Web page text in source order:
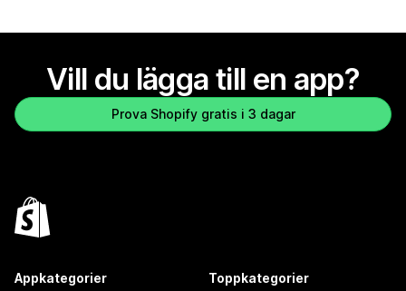
Vill du lägga till en app?
Prova Shopify gratis i 3 dagar
Appkategorier Toppkategorier